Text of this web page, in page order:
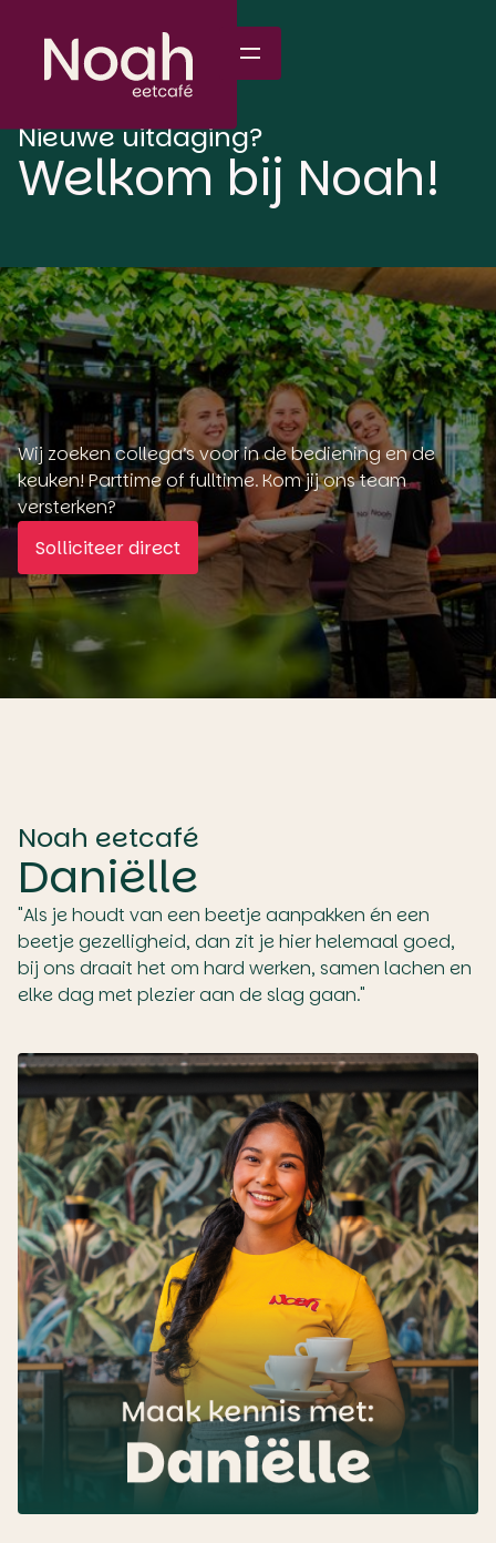
Nieuwe uitdaging?
Welkom bij Noah!
Wij zoeken collega’s voor in de bediening en de
keuken! Parttime of fulltime. Kom jij ons team
versterken?
Solliciteer direct
Noah eetcafé
Daniëlle
"Als je houdt van een beetje aanpakken én een
beetje gezelligheid, dan zit je hier helemaal goed,
bij ons draait het om hard werken, samen lachen en
elke dag met plezier aan de slag gaan."